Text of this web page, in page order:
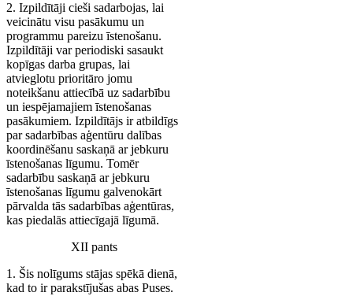
2. Izpildītāji cieši sadarbojas, lai
veicinātu visu pasākumu un
programmu pareizu īstenošanu.
Izpildītāji var periodiski sasaukt
kopīgas darba grupas, lai
atvieglotu prioritāro jomu
noteikšanu attiecībā uz sadarbību
un iespējamajiem īstenošanas
pasākumiem. Izpildītājs ir atbildīgs
par sadarbības aģentūru dalības
koordinēšanu saskaņā ar jebkuru
īstenošanas līgumu. Tomēr
sadarbību saskaņā ar jebkuru
īstenošanas līgumu galvenokārt
pārvalda tās sadarbības aģentūras,
kas piedalās attiecīgajā līgumā.
XII pants
1. Šis nolīgums stājas spēkā dienā,
kad to ir parakstījušas abas Puses.